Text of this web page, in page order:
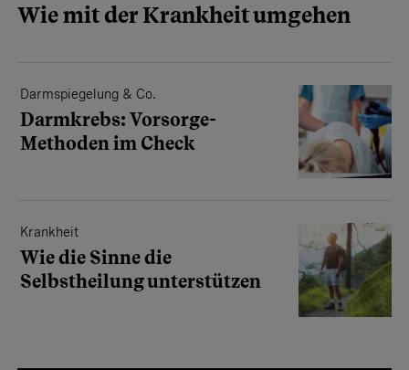
Wie mit der Krankheit umgehen
Darmspiegelung & Co.
Darmkrebs: Vorsorge-
Methoden im Check
Krankheit
Wie die Sinne die
Selbstheilung unterstützen